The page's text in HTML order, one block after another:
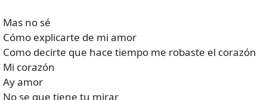
Mas no sé
Cómo explicarte de mi amor
Como decirte que hace tiempo me robaste el corazón
Mi corazón
Ay amor
No se que tiene tu mirar